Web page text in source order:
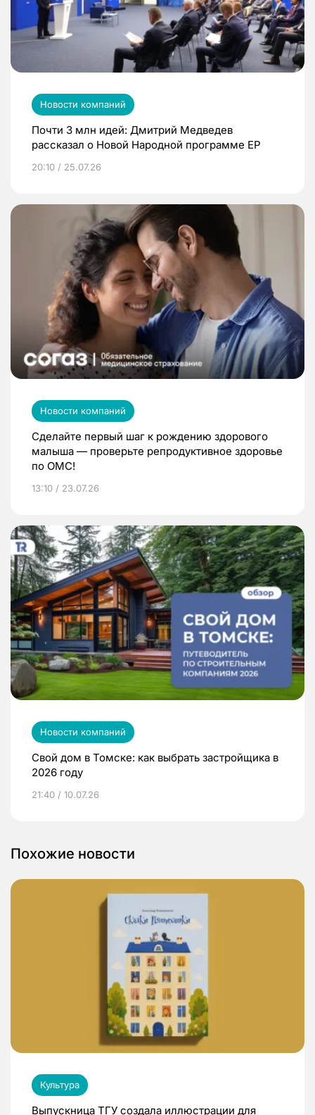
Новости компаний
Почти 3 млн идей: Дмитрий Медведев
рассказал о Новой Народной программе ЕР
20:10 / 25.07.26
Новости компаний
Сделайте первый шаг к рождению здорового
малыша — проверьте репродуктивное здоровье
по ОМС!
13:10 / 23.07.26
Новости компаний
Свой дом в Томске: как выбрать застройщика в
2026 году
21:40 / 10.07.26
Похожие новости
Культура
Выпускница ТГУ создала иллюстрации для